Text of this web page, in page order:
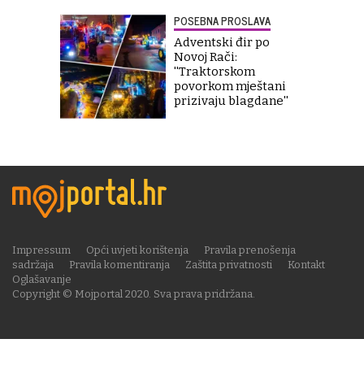
POSEBNA PROSLAVA
Adventski đir po
Novoj Rači:
''Traktorskom
povorkom mještani
prizivaju blagdane''
Copyright © Mojportal 2020. Sva prava pridržana.
Impressum Opći uvjeti korištenja
Pravila prenošenja
sadržaja
Pravila komentiranja Zaštita privatnosti
Kontakt
Oglašavanje